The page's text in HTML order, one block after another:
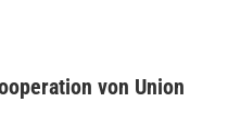
von Union